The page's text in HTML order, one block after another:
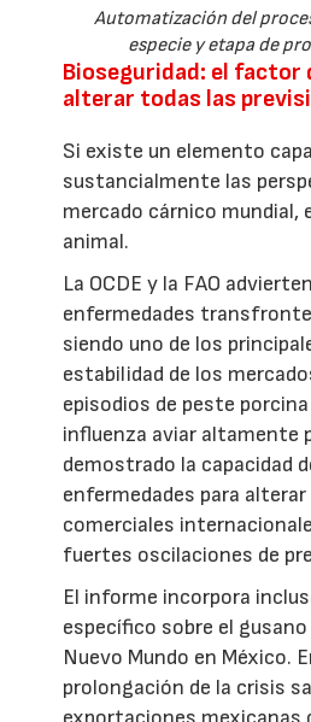
Automatización del
especie y etapa de
Bioseguridad: el factor
alterar todas las
Si existe un elemento
sustancialmente las
mercado cárnico mundial,
animal.
La OCDE y la FAO
enfermedades
siendo uno de los
estabilidad de los
episodios de peste
influenza aviar altamente
demostrado la capacidad
enfermedades para
comerciales
fuertes oscilaciones de
El informe incorpora
específico sobre el
Nuevo Mundo en México.
prolongación de la crisis